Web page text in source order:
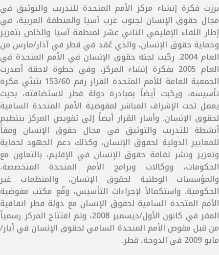
برزت فكرة إنشاء مركز الأمم المتحدة للتدريب والتوثيق في
مجال حقوق الإنسان لجنوب غرب آسيا والمنطقة العربية، في
إطار اللقاء الإقليمي الثاني عشر لمنطقة آسيا والخاص بتعزيز
وحماية حقوق الإنسان، والذي عُقد في قطر في آذار/مارس من
العام 2004. رحّبت لجنة حقوق الإنسان في الأمم المتحدة في
العام 2005 بفكرة إنشاء المركز، وفي خطوة لاحقة أصدرت
الجمعية العامة للأمم المتحدة القرار رقم 153/60 بتبنّي فكرة
تأسيسه، ورحّبت أيضاً بمبادرة دولة قطر لاستضافته، بحيث
يعمل تحت الإشراف المباشر لمفوضية الأمم المتحدة السامية
لحقوق الإنسان. وأشار القرار أيضاً إلى تفويض المركز بتنظيم
أنشطة للتدريب والتوثيق في مجال حقوق الإنسان وفقاً
للمعايير الدولية لحقوق الإنسان، وكذلك دعم الجهود لحماية
وتعزيز ونشر ثقافة حقوق الإنسان في الإقليم، بالتعاون مع
الحكومات، ووكالات وبرامج الأمم المتحدة المتخصصة،
والمؤسسات الوطنية لحقوق الإنسان، والمنظمات غير
الحكومية. واستكمالاً لإجراءات التأسيس، وقّع مكتب مفوضية
الأمم المتحدة السامية لحقوق الإنسان مع دولة قطر اتفاقية
المقر في كانون الأول/ديسمبر 2008، وتم افتتاح المركز رسمياً
من قبل مفوض الأمم المتحدة السامي لحقوق الإنسان في أيار/
مايو 2009 في الدوحة، قطر.